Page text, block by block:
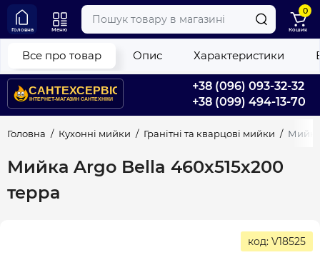
+38 (096) 093-32-32
+38 (099) 494-13-70
Головна Меню
0
Кошик
Головна Кухонні мийки Гранітні та кварцові мийки Мийка
Мийка Argo Bella 460х515х200
терра
Все про товар Опис Характеристики
код: V18525